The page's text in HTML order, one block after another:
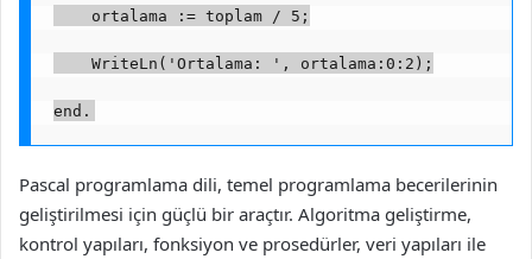
    ortalama := toplam / 5;
    WriteLn('Ortalama: ', ortalama:0:2);
end.
Pascal programlama dili, temel programlama becerilerinin
geliştirilmesi için güçlü bir araçtır. Algoritma geliştirme,
kontrol yapıları, fonksiyon ve prosedürler, veri yapıları ile